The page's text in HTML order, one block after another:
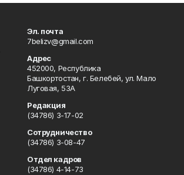
Эл. почта
7belizv@gmail.com
Адрес
452000, Республика
Башкортостан, г. Белебей, ул. Мало
Луговая, 53А
Редакция
(34786) 3-17-02
Сотрудничество
(34786) 3-08-47
Отдел кадров
(34786) 4-14-73